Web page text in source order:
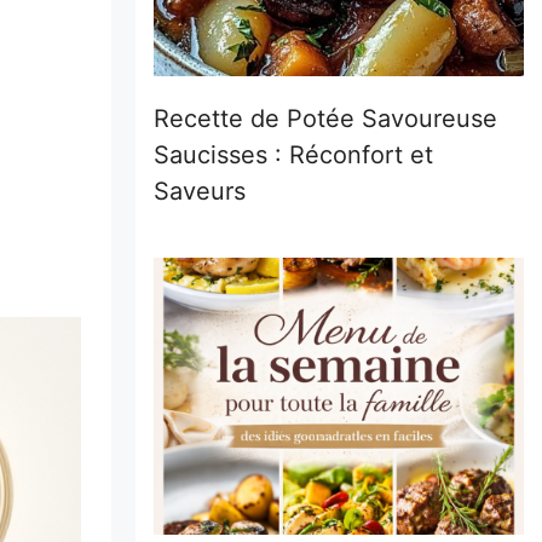
Recette de Potée Savoureuse
Saucisses : Réconfort et
Saveurs